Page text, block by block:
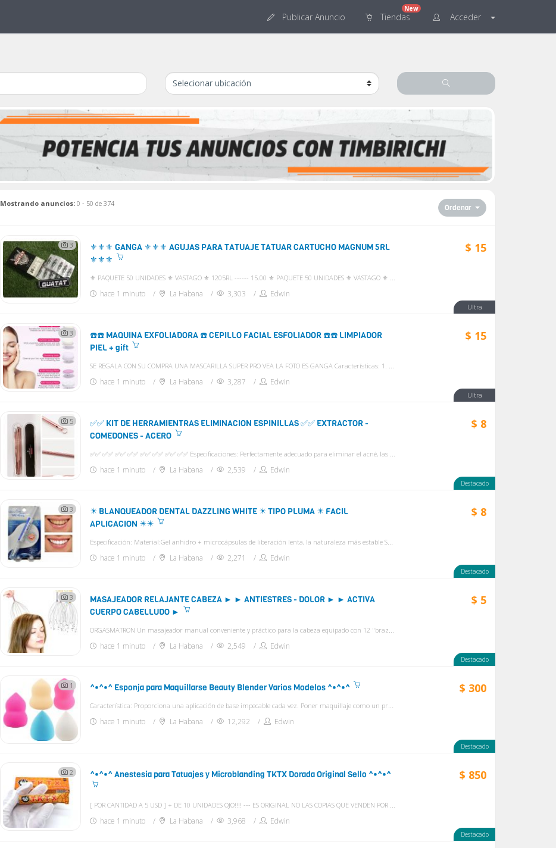
Publicar Anuncio Tiendas
New
Acceder
Mostrando anuncios:0 - 50 de 374 Ordenar
Ultra
3
⚜️⚜️⚜️ GANGA ⚜️⚜️⚜️ AGUJAS PARA TATUAJE TATUAR CARTUCHO MAGNUM 5RL
⚜️⚜️⚜️
⚜️ PAQUETE 50 UNIDADES ⚜️ VASTAGO ⚜️ 1205RL ------ 15.00 ⚜️ PAQUETE 50 UNIDADES ⚜️ VASTAGO ⚜️ 1207RL ------ 15.00 ⚜️ PAQUETE 50 UNIDADES ⚜️ VASTAGO ⚜️ 1209RM ...
hace 1 minuto La Habana 3,303 Edwin
$ 15
Ultra
3
☎️☎️ MAQUINA EXFOLIADORA ☎️ CEPILLO FACIAL ESFOLIADOR ☎️☎️ LIMPIADOR
PIEL + gift
SE REGALA CON SU COMPRA UNA MASCARILLA SUPER PRO VEA LA FOTO ES GANGA Características: 1. Restaurar la piel suave y suave 2. Exfoliar las células de la piel...
hace 1 minuto La Habana 3,287 Edwin
$ 15
Destacado
5
✅✅ KIT DE HERRAMIENTRAS ELIMINACION ESPINILLAS ✅✅ EXTRACTOR -
COMEDONES - ACERO
✅✅ ✅✅ ✅✅ ✅✅ ✅✅ ✅✅ ✅✅ ✅✅ Especificaciones: Perfectamente adecuado para eliminar el acné, las espinillas, los puntos negros, los granos y el pustule Peque...
hace 1 minuto La Habana 2,539 Edwin
$ 8
Destacado
3
✴️ BLANQUEADOR DENTAL DAZZLING WHITE ✴️ TIPO PLUMA ✴️ FACIL
APLICACION ✴️✴️
Especificación: Material:Gel anhidro + microcápsulas de liberación lenta, la naturaleza más estable Suministro de fórmulas de gel blanqueador dental anhidro ...
hace 1 minuto La Habana 2,271 Edwin
$ 8
Destacado
3
MASAJEADOR RELAJANTE CABEZA ► ► ANTIESTRES - DOLOR ► ► ACTIVA
CUERPO CABELLUDO ►
ORGASMATRON Un masajeador manual conveniente y práctico para la cabeza equipado con 12 "brazos" para un efecto realmente relajante masaje. Este tip...
hace 1 minuto La Habana 2,549 Edwin
$ 5
Destacado
1 ^•^•^ Esponja para Maquillarse Beauty Blender Varios Modelos ^•^•^
Característica: Proporciona una aplicación de base impecable cada vez. Poner maquillaje como un pro-uniformemente reparte el maquillaje para que no haya áreas...
hace 1 minuto La Habana 12,292 Edwin
$ 300
Destacado
2 ^•^•^ Anestesia para Tatuajes y Microblanding TKTX Dorada Original Sello ^•^•^
[ POR CANTIDAD A 5 USD ] + DE 10 UNIDADES OJO!!!! --- ES ORIGINAL NO LAS COPIAS QUE VENDEN POR AHI QUE NO HACEN EFECTO NI NADA . OFERTAS POR CANTIDAD MAYO...
hace 1 minuto La Habana 3,968 Edwin
$ 850